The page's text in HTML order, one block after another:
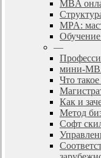
MBA
MPA:
—
мини-
Что
Как и
Метод
Софт